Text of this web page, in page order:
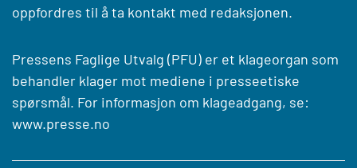
oppfordres til å ta kontakt med redaksjonen.
Pressens Faglige Utvalg (PFU) er et klageorgan som
behandler klager mot mediene i presseetiske
spørsmål. For informasjon om klageadgang, se:
www.presse.no